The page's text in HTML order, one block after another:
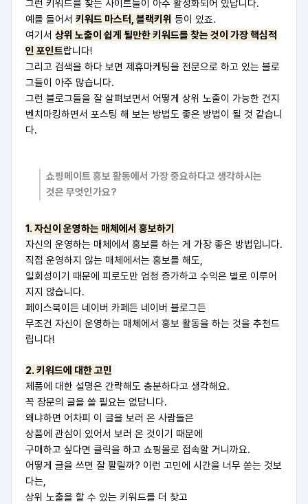
그런 키워드를 찾는 사이트들이 아주 활성화되어 있답니다.
예를 들어서 키워드 마스터, 블랙키위 등이 있죠.
여기서 상위 노출이 쉽게 될만한 키워드를 찾는 것이 가장 핵심적
인 포인트랍니다!
그리고 검색을 하다 보면 제휴마케팅을 전문으로 하고 있는 블로
그들이 아주 많습니다.
그런 블로그들을 잘 살펴보면서 어떻게 상위 노출이 가능한 건지
벤치마킹하면서 포스팅 해 보는 방법도 좋은 방법이 될 것 같습니
다.
쇼핑메이트 홍보 활동에서 가장 중요하다고 생각하시는
것은 무엇인가요?
1. 자신이 운영하는 매체에서 홍보하기
자신의 운영하는 매체에서 홍보를 하는 게 가장 좋은 방법입니다.
직접 운영하지 않는 매체에서는 홍보를 해도,
일회성이기 때문에 피로도만 엄청 증가하고 수익은 별로 이루어
지지 않습니다.
페이스북이든 네이버 카페든 네이버 블로그든
무조건 자신이 운영하는 매체에서 홍보 활동을 하는 것을 추천드
립니다!
2. 키워드에 대한 고민
제품에 대한 설명은 간략해도 충분하다고 생각해요.
꼭 장문의 글을 쓸 필요는 없답니다.
왜냐하면 어차피 이 글을 보러 온 사람들은
상품에 관심이 있어서 보러 온 것이기 때문에
구매하고 싶다면 클릭을 하고 쇼핑몰로 접속할 거니까요.
어떻게 글을 쓰면 잘 팔릴까? 이런 고민에 시간을 너무 쏟는 것보
다는,
상위 노출을 할 수 있는 키워드를 더 찾고